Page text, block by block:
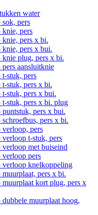
water
sok, pers
knie, pers
knie, pers x bi.
knie, pers x bui.
knie plug, pers x bi.
pers aansluitknie
t-stuk, pers
t-stuk, pers x bi.
t-stuk, pers x bui.
t-stuk, pers x bi. plug
puntstuk, pers x bui.
schroefbus, pers x bi.
verloop, pers
verloop t-stuk, pers
verloop met buiseind
verloop pers
verloop knelkoppeling
muurplaat, pers x bi.
muurplaat kort plug, pers x
dubbele muurplaat hoog,